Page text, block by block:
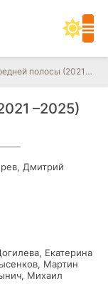
полосы (2021 –2025)
–2025)
Дмитрий
Екатерина
Мартин
Михаил